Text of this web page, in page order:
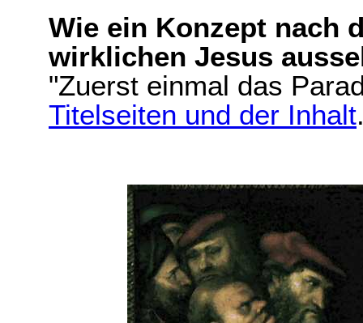
Wie ein Konzept nach
wirklichen Jesus
"Zuerst einmal das
Titelseiten und der Inhalt